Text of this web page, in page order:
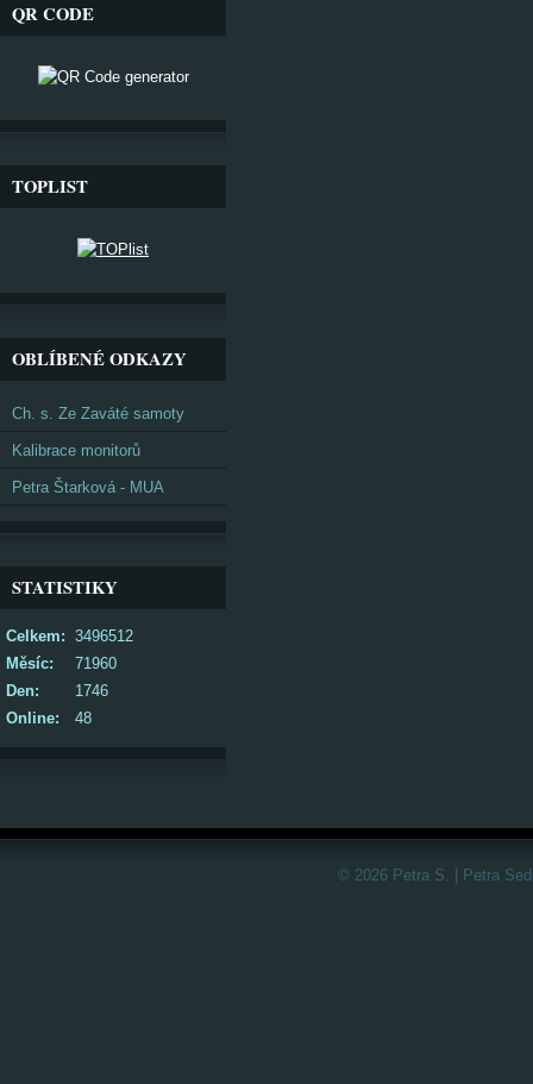
QR CODE
TOPLIST
OBLÍBENÉ ODKAZY
Ch. s. Ze Zaváté samoty
Kalibrace monitorů
Petra Štarková - MUA
STATISTIKY
Online: 48
Celkem: 3496512
Měsíc:
71960
Den:
1746
© 2026 Petra S. | Petra